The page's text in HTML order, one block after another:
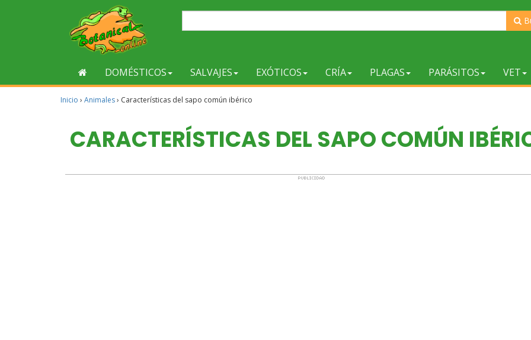
DOMÉSTICOS SALVAJES EXÓTICOS CRÍA PLAGAS PARÁSITOS VET
Inicio › Animales› Características del sapo común ibérico
CARACTERÍSTICAS DEL SAPO COMÚN